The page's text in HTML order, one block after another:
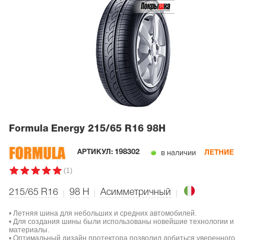
Formula Energy 215/65 R16 98H
АРТИКУЛ: 198302 в наличии ЛЕТНИЕ
(1)
215/65 R16 98 H Асимметричный
• Летняя шина для небольших и средних автомобилей.
• Для создания шины были использованы новейшие технологии и
материалы.
• Оптимальный дизайн протектора позволил добиться уверенного